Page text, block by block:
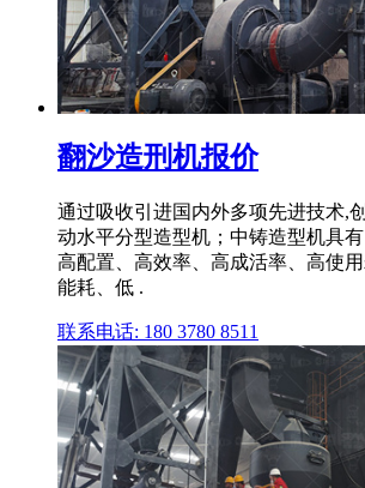
翻沙造刑机报价
通过吸收引进国内外多项先进技术,
动水平分型造型机；中铸造型机具有
高配置、高效率、高成活率、高使
能耗、低 .
联系电话: 180 3780 8511